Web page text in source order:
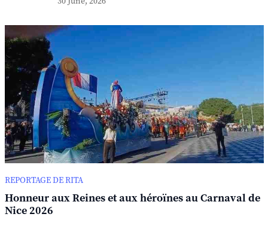
REPORTAGE DE RITA
Honneur aux Reines et aux héroïnes au Carnaval de
Nice 2026